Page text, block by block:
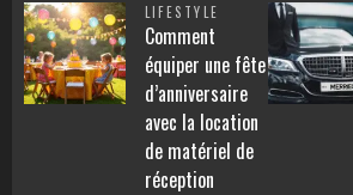
LIFESTYLE
Comment
équiper une fête
d’anniversaire
avec la location
de matériel de
réception